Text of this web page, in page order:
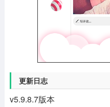
更新日志
v5.9.8.7版本